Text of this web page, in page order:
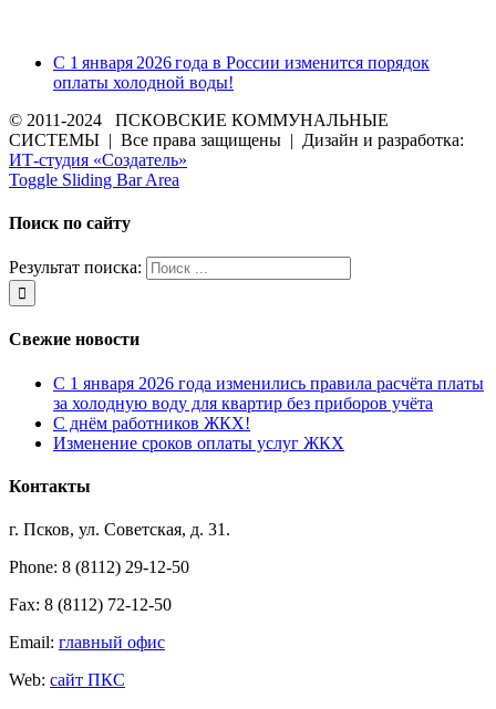
С 1 января 2026 года в России изменится порядок
оплаты холодной воды!
© 2011-2024 ПСКОВСКИЕ КОММУНАЛЬНЫЕ
СИСТЕМЫ | Все права защищены | Дизайн и разработка:
ИТ-студия «Создатель»
Toggle Sliding Bar Area
Поиск по сайту
Результат поиска:
Свежие новости
С 1 января 2026 года изменились правила расчёта платы
за холодную воду для квартир без приборов учёта
С днём работников ЖКХ!
Изменение сроков оплаты услуг ЖКХ
Контакты
г. Псков, ул. Советская, д. 31.
Phone: 8 (8112) 29-12-50
Fax: 8 (8112) 72-12-50
Email: главный офис
Web: сайт ПКС